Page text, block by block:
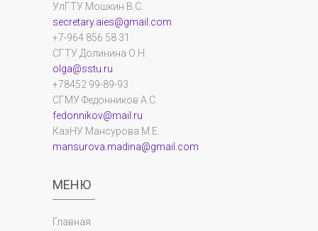
УлГТУ Мошкин В.С.
secretary.aies@gmail.com
+7-964 856 58 31
СГТУ Долинина О.Н.
olga@sstu.ru
+78452 99-89-93
СГМУ Федонников А.С.
fedonnikov@mail.ru
КазНУ Мансурова М.Е.
mansurova.madina@gmail.com
МЕНЮ
Главная